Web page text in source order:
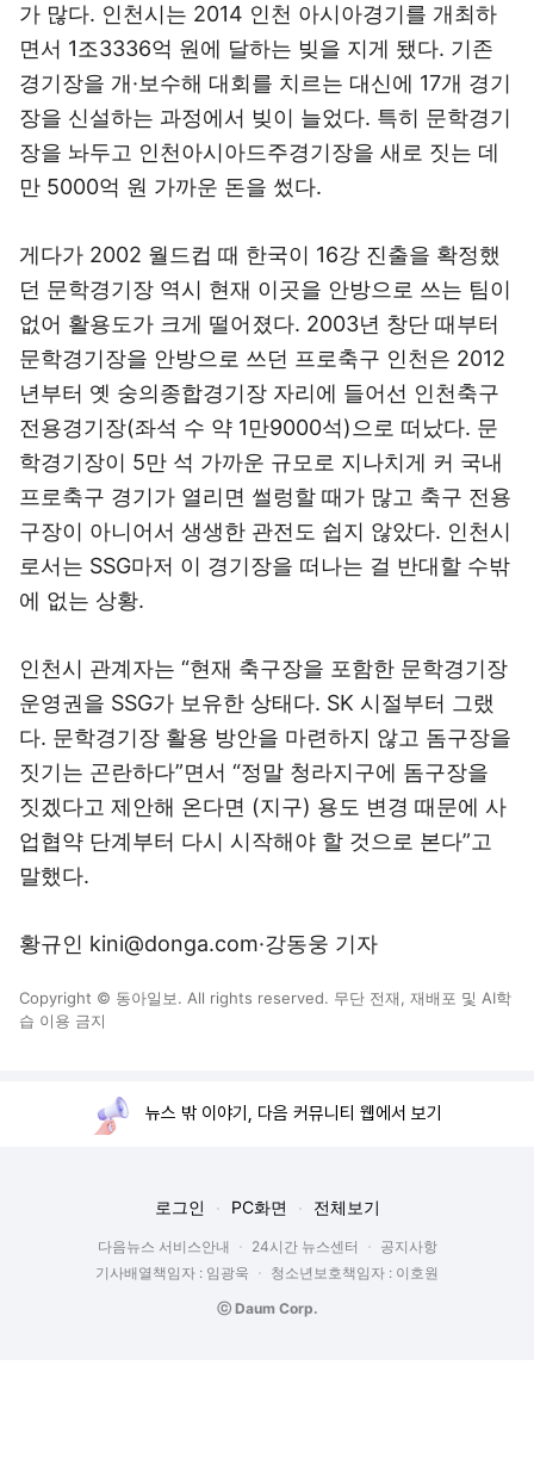
가 많다. 인천시는 2014 인천 아시아경기를 개최하
면서 1조3336억 원에 달하는 빚을 지게 됐다. 기존
경기장을 개·보수해 대회를 치르는 대신에 17개 경기
장을 신설하는 과정에서 빚이 늘었다. 특히 문학경기
장을 놔두고 인천아시아드주경기장을 새로 짓는 데
만 5000억 원 가까운 돈을 썼다.
게다가 2002 월드컵 때 한국이 16강 진출을 확정했
던 문학경기장 역시 현재 이곳을 안방으로 쓰는 팀이
없어 활용도가 크게 떨어졌다. 2003년 창단 때부터
문학경기장을 안방으로 쓰던 프로축구 인천은 2012
년부터 옛 숭의종합경기장 자리에 들어선 인천축구
전용경기장(좌석 수 약 1만9000석)으로 떠났다. 문
학경기장이 5만 석 가까운 규모로 지나치게 커 국내
프로축구 경기가 열리면 썰렁할 때가 많고 축구 전용
구장이 아니어서 생생한 관전도 쉽지 않았다. 인천시
로서는 SSG마저 이 경기장을 떠나는 걸 반대할 수밖
에 없는 상황.
인천시 관계자는 “현재 축구장을 포함한 문학경기장
운영권을 SSG가 보유한 상태다. SK 시절부터 그랬
다. 문학경기장 활용 방안을 마련하지 않고 돔구장을
짓기는 곤란하다”면서 “정말 청라지구에 돔구장을
짓겠다고 제안해 온다면 (지구) 용도 변경 때문에 사
업협약 단계부터 다시 시작해야 할 것으로 본다”고
말했다.
황규인 kini@donga.com·강동웅 기자
Copyright © 동아일보. All rights reserved. 무단 전재, 재배포 및 AI학
습 이용 금지
뉴스 밖 이야기, 다음 커뮤니티 웹에서 보기
로그인 PC화면 전체보기
다음뉴스 서비스안내 24시간 뉴스센터
공지사항
기사배열책임자 : 임광욱
청소년보호책임자 : 이호원
ⓒ Daum Corp.